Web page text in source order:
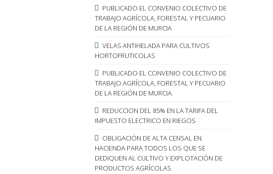
PUBLICADO EL CONVENIO COLECTIVO DE
TRABAJO AGRÍCOLA, FORESTAL Y PECUARIO
DE LA REGIÓN DE MURCIA
VELAS ANTIHELADA PARA CULTIVOS
HORTOFRUTICOLAS
PUBLICADO EL CONVENIO COLECTIVO DE
TRABAJO AGRÍCOLA, FORESTAL Y PECUARIO
DE LA REGIÓN DE MURCIA.
REDUCCION DEL 85% EN LA TARIFA DEL
IMPUESTO ELECTRICO EN RIEGOS
OBLIGACIÓN DE ALTA CENSAL EN
HACIENDA PARA TODOS LOS QUE SE
DEDIQUEN AL CULTIVO Y EXPLOTACIÓN DE
PRODUCTOS AGRÍCOLAS